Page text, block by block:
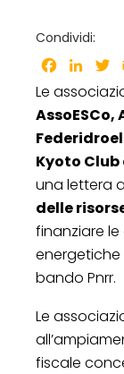
Condividi:
Le
Kyoto
una lettera
delle
finanziare
energetiche
bando Pnrr.
Le
fiscale